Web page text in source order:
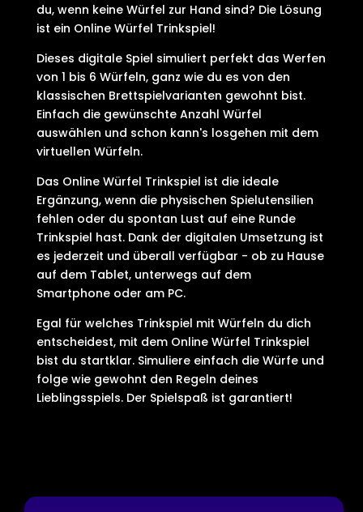
du, wenn keine Würfel zur Hand sind? Die Lösung
ist ein Online Würfel Trinkspiel!
Dieses digitale Spiel simuliert perfekt das Werfen
von 1 bis 6 Würfeln, ganz wie du es von den
klassischen Brettspielvarianten gewohnt bist.
Einfach die gewünschte Anzahl Würfel
auswählen und schon kann's losgehen mit dem
virtuellen Würfeln.
Das Online Würfel Trinkspiel ist die ideale
Ergänzung, wenn die physischen Spielutensilien
fehlen oder du spontan Lust auf eine Runde
Trinkspiel hast. Dank der digitalen Umsetzung ist
es jederzeit und überall verfügbar - ob zu Hause
auf dem Tablet, unterwegs auf dem
Smartphone oder am PC.
Egal für welches Trinkspiel mit Würfeln du dich
entscheidest, mit dem Online Würfel Trinkspiel
bist du startklar. Simuliere einfach die Würfe und
folge wie gewohnt den Regeln deines
Lieblingsspiels. Der Spielspaß ist garantiert!